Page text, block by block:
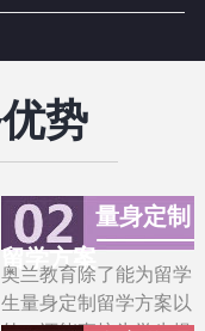
势
量身定制
留学方案
奥兰教育除了能为留学
生量身定制留学方案以